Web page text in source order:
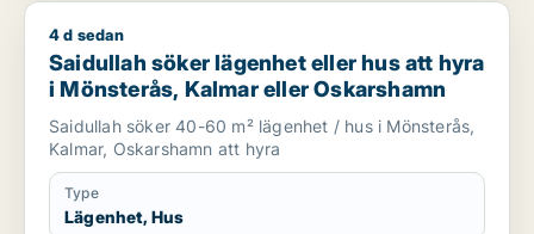
Saidullah söker lägenhet eller hus att hyra i Mönsterås,
4 d sedan
Saidullah söker lägenhet eller hus att hyra
i Mönsterås, Kalmar eller Oskarshamn
Saidullah söker 40-60 m² lägenhet / hus i Mönsterås,
Kalmar, Oskarshamn att hyra
Type
Lägenhet, Hus